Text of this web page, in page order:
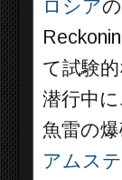
ロシア
て試験的
潜行中
魚雷の
アムス